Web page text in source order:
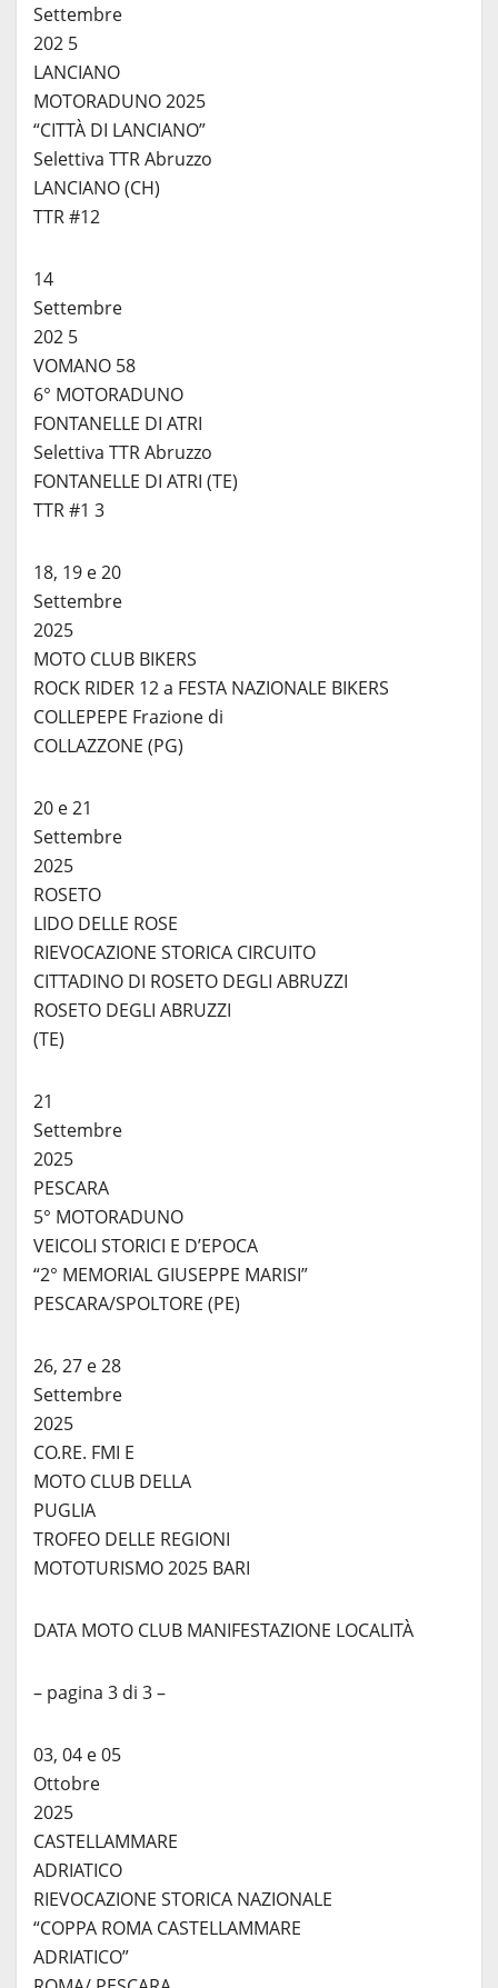
Settembre
202 5
LANCIANO
MOTORADUNO 2025
“CITTÀ DI LANCIANO”
Selettiva TTR Abruzzo
LANCIANO (CH)
TTR #12
14
Settembre
202 5
VOMANO 58
6° MOTORADUNO
FONTANELLE DI ATRI
Selettiva TTR Abruzzo
FONTANELLE DI ATRI (TE)
TTR #1 3
18, 19 e 20
Settembre
2025
MOTO CLUB BIKERS
ROCK RIDER 12 a FESTA NAZIONALE BIKERS
COLLEPEPE Frazione di
COLLAZZONE (PG)
20 e 21
Settembre
2025
ROSETO
LIDO DELLE ROSE
RIEVOCAZIONE STORICA CIRCUITO
CITTADINO DI ROSETO DEGLI ABRUZZI
ROSETO DEGLI ABRUZZI
(TE)
21
Settembre
2025
PESCARA
5° MOTORADUNO
VEICOLI STORICI E D’EPOCA
“2° MEMORIAL GIUSEPPE MARISI”
PESCARA/SPOLTORE (PE)
26, 27 e 28
Settembre
2025
CO.RE. FMI E
MOTO CLUB DELLA
PUGLIA
TROFEO DELLE REGIONI
MOTOTURISMO 2025 BARI
DATA MOTO CLUB MANIFESTAZIONE LOCALITÀ
– pagina 3 di 3 –
03, 04 e 05
Ottobre
2025
CASTELLAMMARE
ADRIATICO
RIEVOCAZIONE STORICA NAZIONALE
“COPPA ROMA CASTELLAMMARE
ADRIATICO”